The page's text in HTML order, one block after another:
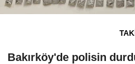
Bakırköy'de polisin